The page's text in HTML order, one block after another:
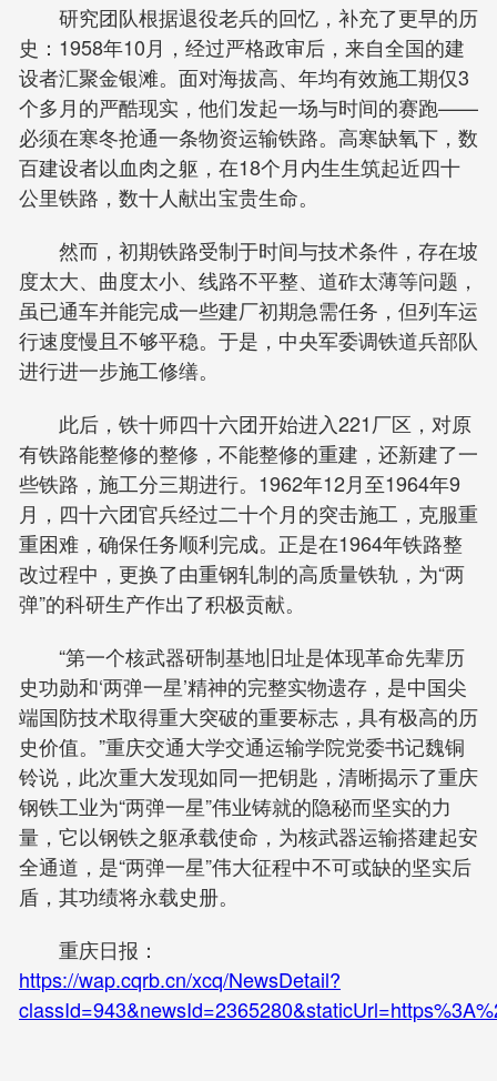
研究团队根据退役老兵的回忆，补充了更早的历
史：1958年10月，经过严格政审后，来自全国的建
设者汇聚金银滩。面对海拔高、年均有效施工期仅3
个多月的严酷现实，他们发起一场与时间的赛跑——
必须在寒冬抢通一条物资运输铁路。高寒缺氧下，数
百建设者以血肉之躯，在18个月内生生筑起近四十
公里铁路，数十人献出宝贵生命。
然而，初期铁路受制于时间与技术条件，存在坡
度太大、曲度太小、线路不平整、道砟太薄等问题，
虽已通车并能完成一些建厂初期急需任务，但列车运
行速度慢且不够平稳。于是，中央军委调铁道兵部队
进行进一步施工修缮。
此后，铁十师四十六团开始进入221厂区，对原
有铁路能整修的整修，不能整修的重建，还新建了一
些铁路，施工分三期进行。1962年12月至1964年9
月，四十六团官兵经过二十个月的突击施工，克服重
重困难，确保任务顺利完成。正是在1964年铁路整
改过程中，更换了由重钢轧制的高质量铁轨，为“两
弹”的科研生产作出了积极贡献。
“第一个核武器研制基地旧址是体现革命先辈历
史功勋和‘两弹一星’精神的完整实物遗存，是中国尖
端国防技术取得重大突破的重要标志，具有极高的历
史价值。”重庆交通大学交通运输学院党委书记魏铜
铃说，此次重大发现如同一把钥匙，清晰揭示了重庆
钢铁工业为“两弹一星”伟业铸就的隐秘而坚实的力
量，它以钢铁之躯承载使命，为核武器运输搭建起安
全通道，是“两弹一星”伟大征程中不可或缺的坚实后
盾，其功绩将永载史册。
重庆日报：
https://wap.cqrb.cn/xcq/NewsDetail?